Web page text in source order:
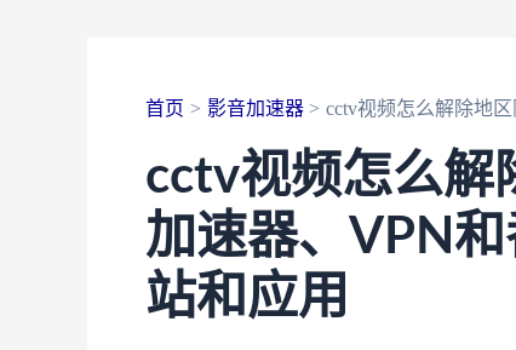
首页 影音加速器 cctv视频怎么解除地区
cctv视频怎么解
加速器、VPN
站和应用